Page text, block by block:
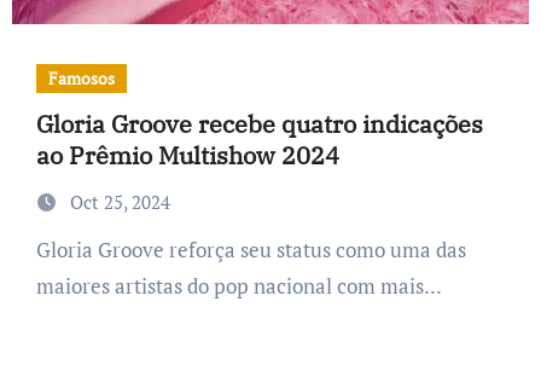
Famosos
Gloria Groove recebe quatro indicações
ao Prêmio Multishow 2024
Oct 25, 2024
Gloria Groove reforça seu status como uma das
maiores artistas do pop nacional com mais...